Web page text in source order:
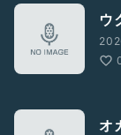
ウ
オ